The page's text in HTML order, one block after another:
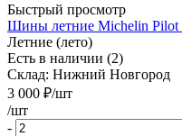
Быстрый просмотр
Шины летние Michelin Pilot
Летние (лето)
Есть в наличии (2)
Склад: Нижний Новгород
3 000 ₽/шт
/шт
-